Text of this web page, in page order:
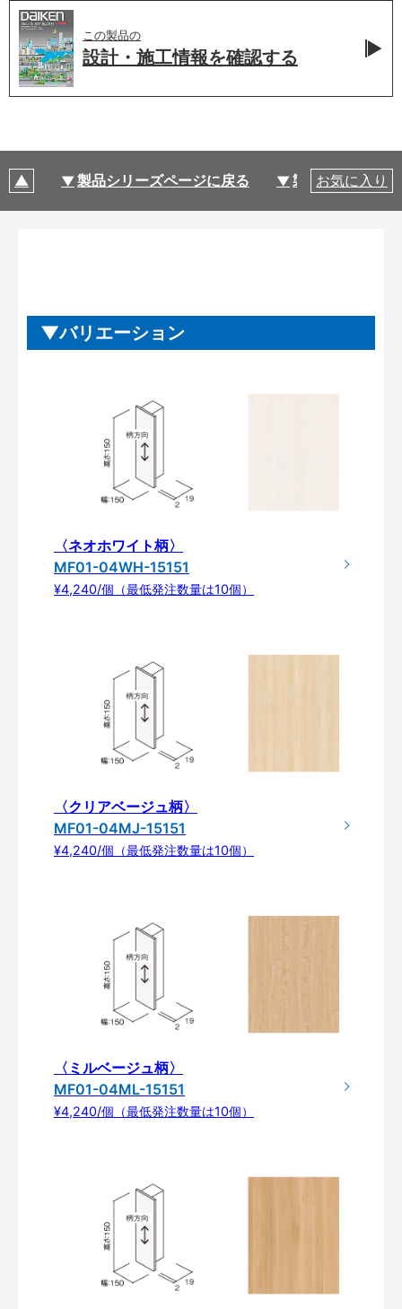
この製品の
設計・施工情報を確認する
製品シリーズページに戻る 製品仕様
お気に入り
バリエーション
〈ネオホワイト柄〉
MF01-04WH-15151
¥4,240/個（最低発注数量は10個）
〈クリアベージュ柄〉
MF01-04MJ-15151
¥4,240/個（最低発注数量は10個）
〈ミルベージュ柄〉
MF01-04ML-15151
¥4,240/個（最低発注数量は10個）